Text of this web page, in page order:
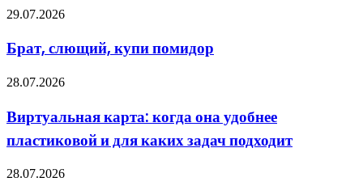
оперативно-
тактических
Брат,
купи
помидор
29.07.2026
Брат, слющий, купи помидор
Виртуальная
когда
она
удобнее
и
28.07.2026
Виртуальная карта: когда она удобнее
пластиковой и для каких задач подходит
Актуальные
28.07.2026